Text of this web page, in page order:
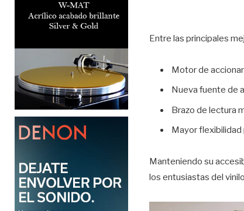
Entre las principales
Motor de
Nueva fuente de
Brazo de lectura
Mayor flexibilidad
Manteniendo su
los entusiastas del